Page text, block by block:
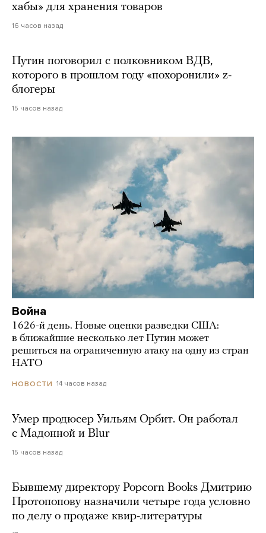
хабы» для хранения товаров
16 часов назад
Путин поговорил с полковником ВДВ,
которого в прошлом году «похоронили» z-
блогеры
15 часов назад
Война
1626-й день. Новые оценки разведки США:
в ближайшие несколько лет Путин может
решиться на ограниченную атаку на одну из стран
НАТО
НОВОСТИ 14 часов назад
Умер продюсер Уильям Орбит. Он работал
с Мадонной и Blur
15 часов назад
Бывшему директору Popcorn Books Дмитрию
Протопопову назначили четыре года условно
по делу о продаже квир-литературы